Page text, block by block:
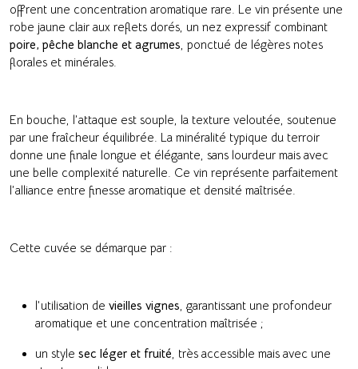
offrent une concentration aromatique rare. Le vin présente une
robe jaune clair aux reflets dorés, un nez expressif combinant
poire, pêche blanche et agrumes , ponctué de légères notes
florales et minérales.
En bouche, l’attaque est souple, la texture veloutée, soutenue
par une fraîcheur équilibrée. La minéralité typique du terroir
donne une finale longue et élégante, sans lourdeur mais avec
une belle complexité naturelle. Ce vin représente parfaitement
l’alliance entre finesse aromatique et densité maîtrisée.
Cette cuvée se démarque par :
l’utilisation de vieilles vignes , garantissant une profondeur
aromatique et une concentration maîtrisée ;
un style sec léger et fruité , très accessible mais avec une